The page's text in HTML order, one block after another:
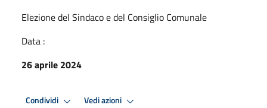
Elezione del Sindaco e del Consiglio Comunale
Data :
26 aprile 2024
Condividi Vedi azioni